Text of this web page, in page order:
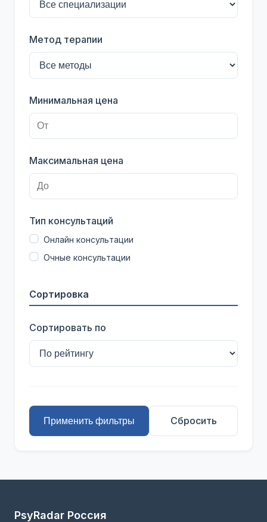
Метод терапии
Минимальная цена
Максимальная цена
Тип консультаций
Онлайн консультации
Очные консультации
Сортировка
Сортировать по
Применить фильтры Сбросить
PsyRadar Россия